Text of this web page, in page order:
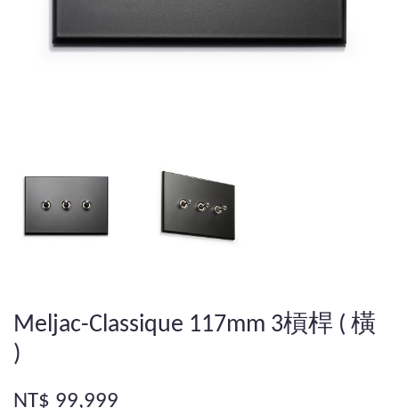
Meljac-Classique 117mm 3槓桿 ( 橫
)
NT$ 99,999